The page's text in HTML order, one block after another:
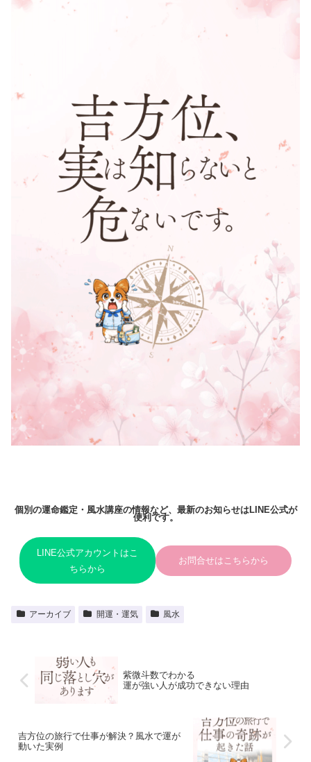
個別の運命鑑定・風水講座の情報など、最新のお知らせはLINE公式が
便利です。
LINE公式アカウントはこ
ちらから
お問合せはこちらから
アーカイブ 開運・運気 風水
紫微斗数でわかる
運が強い人が成功できない理由
吉方位の旅行で仕事が解決？風水で運が
動いた実例